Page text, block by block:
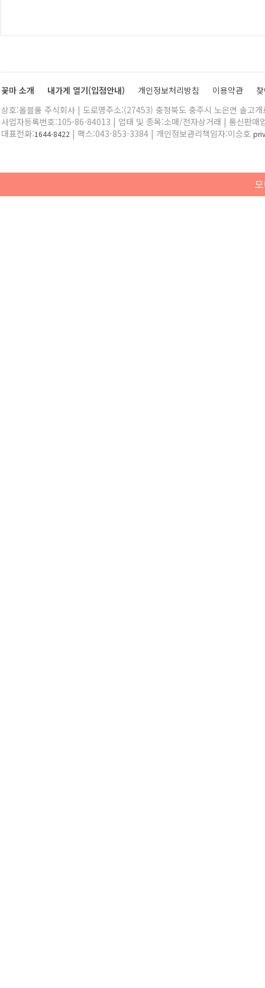
꽃마 소개 내가게 열기(입점안내) 개인정보처리방침 이용약관
상호:올블룸 주식회사 | 도로명주소:(27453) 충청북도 충주시 노은면 솔고
사업자등록번호:105-86-84013 | 업태 및 종목:소매/전자상거래 | 통신판매
대표전화:1644-8422 | 팩스:043-853-3384 | 개인정보관리책임자:이승호